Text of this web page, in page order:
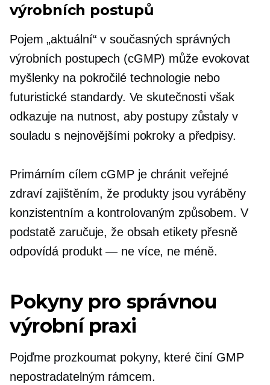
výrobních postupů
Pojem „aktuální“ v současných správných
výrobních postupech (cGMP) může evokovat
myšlenky na pokročilé technologie nebo
futuristické standardy. Ve skutečnosti však
odkazuje na nutnost, aby postupy zůstaly v
souladu s nejnovějšími pokroky a předpisy.
Primárním cílem cGMP je chránit veřejné
zdraví zajištěním, že produkty jsou vyráběny
konzistentním a kontrolovaným způsobem. V
podstatě zaručuje, že obsah etikety přesně
odpovídá produkt — nevíce, ne méně.
Pokyny pro správnou
výrobní praxi
Pojďme prozkoumat pokyny, které činí GMP
nepostradatelným rámcem.